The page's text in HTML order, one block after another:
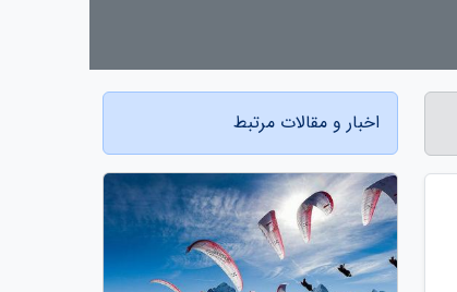
اخبار و مقالات مرتبط